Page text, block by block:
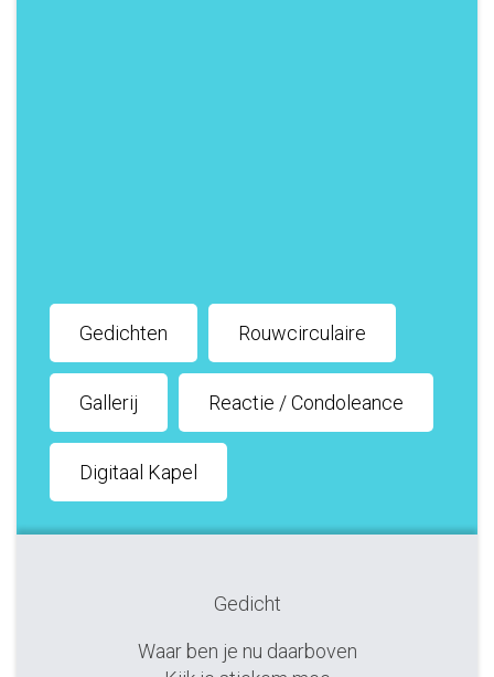
Gedichten Rouwcirculaire
Gallerij Reactie / Condoleance
Digitaal Kapel
Gedicht
Waar ben je nu daarboven